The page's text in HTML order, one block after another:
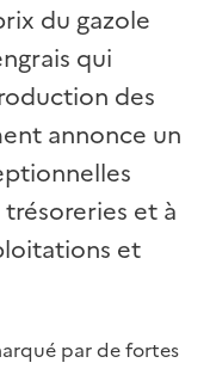
du gazole
qui
des
annonce un
et à
et
par de fortes